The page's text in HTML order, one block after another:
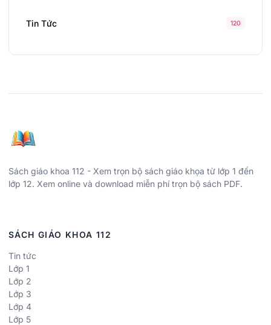
Tin Tức 120
Sách giáo khoa 112 - Xem trọn bộ sách giáo khọa từ lớp 1 đến
lớp 12. Xem online và download miễn phí trọn bộ sách PDF.
SÁCH GIÁO KHOA 112
Tin tức
Lớp 1
Lớp 2
Lớp 3
Lớp 4
Lớp 5